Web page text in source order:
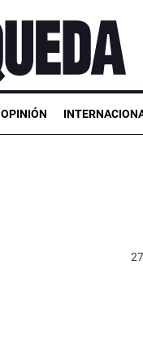
OPINIÓN